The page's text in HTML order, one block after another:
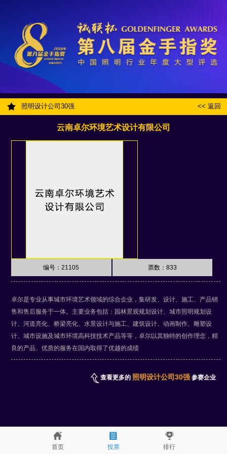
<< 返回
照明设计公司30强
云南卓尔环境艺术设计有限公司
编号：21105 票数：833
卓尔是专业从事城市环境艺术领域的综合企业，集研发、设计、施工、产品销
售和售后服务于一体。主要业务包括：园林景观规划设计、城市照明规划设
计、河道亮化、桥梁亮化、水景设计与施工、建筑设计、动画制作、雕塑设
计、城市设施及城市环境高科技技术产品等等，卓尔以其独特的创作理念，精
良的产品、优质的服务在国内取得了优越的成绩
查看更多的 照明设计公司30强参赛企业
首页 投票 排行